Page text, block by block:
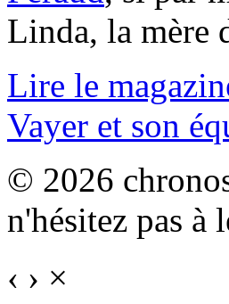
Linda, la mère
Lire le
Vayer et son
© 2026
n'hésitez pas à
‹ › ×